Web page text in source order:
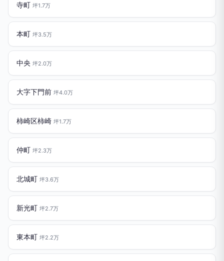
寺町 坪1.7万
本町 坪3.5万
中央 坪2.0万
大字下門前 坪4.0万
柿崎区柿崎 坪1.7万
仲町 坪2.3万
北城町 坪3.6万
新光町 坪2.7万
東本町 坪2.2万